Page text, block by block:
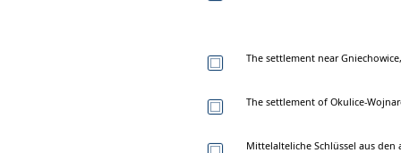
The settlement near
The settlement of Okulice-
Mittelalteliche Schlüssel aus